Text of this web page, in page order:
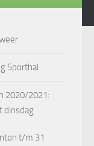
Sporthal
2020/2021:
dinsdag
t/m 31